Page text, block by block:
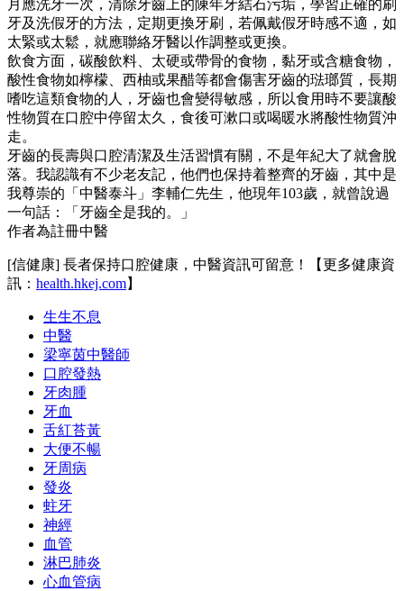
月應洗牙一次，清除牙齒上的陳年牙結石污垢，學習正確的刷
牙及洗假牙的方法，定期更換牙刷，若佩戴假牙時感不適，如
太緊或太鬆，就應聯絡牙醫以作調整或更換。
飲食方面，碳酸飲料、太硬或帶骨的食物，黏牙或含糖食物，
酸性食物如檸檬、西柚或果醋等都會傷害牙齒的琺瑯質，長期
嗜吃這類食物的人，牙齒也會變得敏感，所以食用時不要讓酸
性物質在口腔中停留太久，食後可漱口或喝暖水將酸性物質沖
走。
牙齒的長壽與口腔清潔及生活習慣有關，不是年紀大了就會脫
落。我認識有不少老友記，他們也保持着整齊的牙齒，其中是
我尊崇的「中醫泰斗」李輔仁先生，他現年103歲，就曾說過
一句話：「牙齒全是我的。」
作者為註冊中醫
[信健康] 長者保持口腔健康，中醫資訊可留意！【更多健康資
訊： health.hkej.com】
生生不息
中醫
梁寧茵中醫師
口腔發熱
牙肉腫
牙血
舌紅苔黃
大便不暢
牙周病
發炎
蛀牙
神經
血管
淋巴肺炎
心血管病